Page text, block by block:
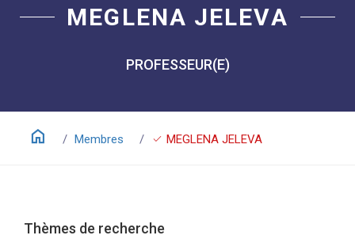
MEGLENA JELEVA
PROFESSEUR(E)
home Membres check MEGLENA JELEVA
Thèmes de recherche